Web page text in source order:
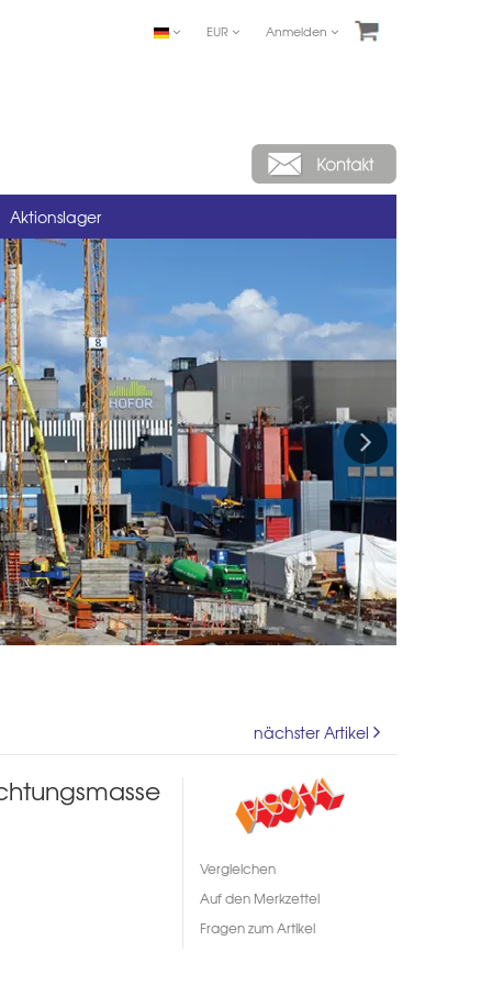
EUR Anmelden
Aktionslager
Next
nächster Artikel
Vergleichen
Auf den Merkzettel
Fragen zum Artikel